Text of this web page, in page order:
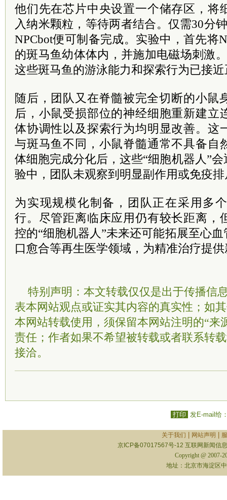
他们先在芯片中央设置一个储存区，将
入纳米颗粒，等待两者结合。仅需30分
NPCbot便可制备完成。实验中，首先将
的斑马鱼幼体体内，并施加电磁场刺激
这些斑马鱼的游泳能力和探索行为已接
随后，团队又在脊髓被完全切断的小鼠
后，小鼠受损部位的神经细胞重新建立
体协调性以及探索行为均明显改善。这
与斑马鱼不同，小鼠脊髓通常不具备自
体细胞完成分化后，这些“细胞机器人”
验中，团队未观察到明显副作用或免疫
为实现规模化制备，团队正在采用多
行。尽管距离临床应用仍有较长距离，
控的“细胞机器人”未来还可能拓展至心
口愈合等再生医学领域，为精准治疗提
特别声明：本文转载仅仅是出于传播信
表本网站观点或证实其内容的真实性；如
本网站转载使用，须保留本网站注明的“来
责任；作者如果不希望被转载或者联系转
接洽。
打印 发E-mail给
关于我们 网站声明
京ICP备07017567号-12 互联网新闻信
Copyright @ 2007-
地址：北京市海淀区